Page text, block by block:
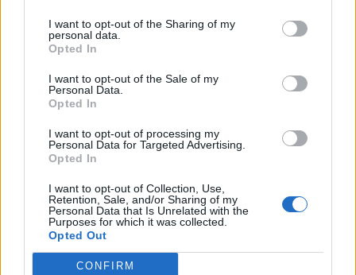
I want to opt-out of the Sharing of my
personal data.
Opted In
I want to opt-out of the Sale of my
Personal Data.
Opted In
I want to opt-out of processing my
Personal Data for Targeted Advertising.
Opted In
I want to opt-out of Collection, Use,
Retention, Sale, and/or Sharing of my
Personal Data that Is Unrelated with the
Purposes for which it was collected.
Opted Out
CONFIRM
Изкуствен интелект за първи път
създаде нови жизнеспособни вируси
07.08.2026 / 15:30